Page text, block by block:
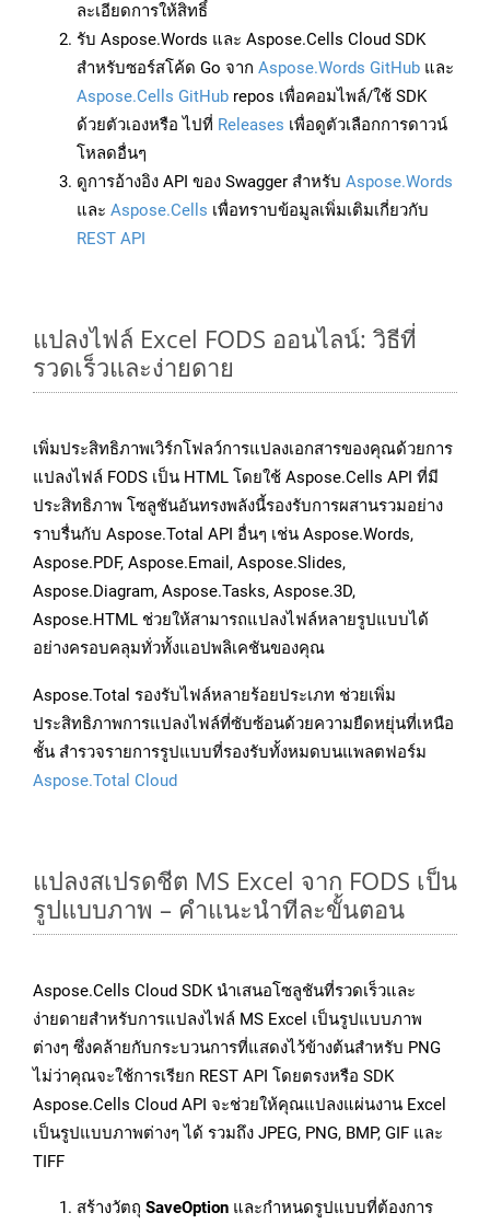
ละเอียดการให้สิทธิ์
รับ Aspose.Words และ Aspose.Cells Cloud SDK
สำหรับซอร์สโค้ด Go จาก Aspose.Words GitHub และ
Aspose.Cells GitHub repos เพื่อคอมไพล์/ใช้ SDK
ด้วยตัวเองหรือ ไปที่ Releases เพื่อดูตัวเลือกการดาวน์
โหลดอื่นๆ
ดูการอ้างอิง API ของ Swagger สำหรับ Aspose.Words
และ Aspose.Cells เพื่อทราบข้อมูลเพิ่มเติมเกี่ยวกับ
REST API
แปลงไฟล์ Excel FODS ออนไลน์: วิธีที่
รวดเร็วและง่ายดาย
เพิ่มประสิทธิภาพเวิร์กโฟลว์การแปลงเอกสารของคุณด้วยการ
แปลงไฟล์ FODS เป็น HTML โดยใช้ Aspose.Cells API ที่มี
ประสิทธิภาพ โซลูชันอันทรงพลังนี้รองรับการผสานรวมอย่าง
ราบรื่นกับ Aspose.Total API อื่นๆ เช่น Aspose.Words,
Aspose.PDF, Aspose.Email, Aspose.Slides,
Aspose.Diagram, Aspose.Tasks, Aspose.3D,
Aspose.HTML ช่วยให้สามารถแปลงไฟล์หลายรูปแบบได้
อย่างครอบคลุมทั่วทั้งแอปพลิเคชันของคุณ
Aspose.Total รองรับไฟล์หลายร้อยประเภท ช่วยเพิ่ม
ประสิทธิภาพการแปลงไฟล์ที่ซับซ้อนด้วยความยืดหยุ่นที่เหนือ
ชั้น สำรวจรายการรูปแบบที่รองรับทั้งหมดบนแพลตฟอร์ม
Aspose.Total Cloud
แปลงสเปรดชีต MS Excel จาก FODS เป็น
รูปแบบภาพ – คำแนะนำทีละขั้นตอน
Aspose.Cells Cloud SDK นำเสนอโซลูชันที่รวดเร็วและ
ง่ายดายสำหรับการแปลงไฟล์ MS Excel เป็นรูปแบบภาพ
ต่างๆ ซึ่งคล้ายกับกระบวนการที่แสดงไว้ข้างต้นสำหรับ PNG
ไม่ว่าคุณจะใช้การเรียก REST API โดยตรงหรือ SDK
Aspose.Cells Cloud API จะช่วยให้คุณแปลงแผ่นงาน Excel
เป็นรูปแบบภาพต่างๆ ได้ รวมถึง JPEG, PNG, BMP, GIF และ
TIFF
สร้างวัตถุ SaveOption และกำหนดรูปแบบที่ต้องการ